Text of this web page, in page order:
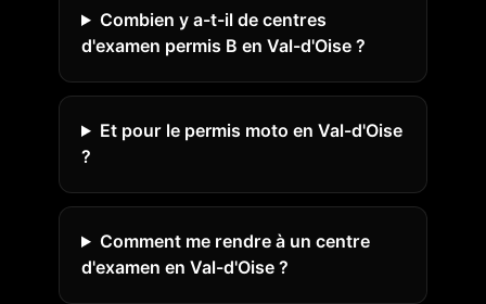
Combien y a-t-il de centres
d'examen permis B en Val-d'Oise ?
Et pour le permis moto en Val-d'Oise
?
Comment me rendre à un centre
d'examen en Val-d'Oise ?